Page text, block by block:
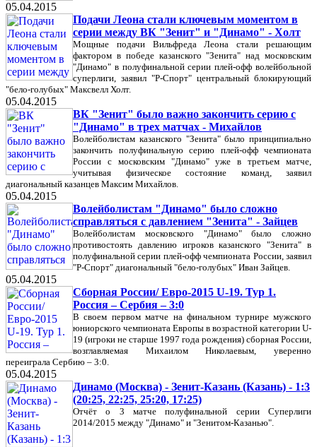
05.04.2015
Подачи Леона стали ключевым моментом в
серии между ВК "Зенит" и "Динамо" - Холт
Мощные подачи Вильфреда Леона стали решающим
фактором в победе казанского "Зенита" над московским
"Динамо" в полуфинальной серии плей-офф волейбольной
суперлиги, заявил "Р-Спорт" центральный блокирующий
"бело-голубых" Максвелл Холт.
05.04.2015
ВК "Зенит" было важно закончить серию с
"Динамо" в трех матчах - Михайлов
Волейболистам казанского "Зенита" было принципиально
закончить полуфинальную серию плей-офф чемпионата
России с московским "Динамо" уже в третьем матче,
учитывая физическое состояние команд, заявил
диагональный казанцев Максим Михайлов.
05.04.2015
Волейболистам "Динамо" было сложно
справляться с давлением "Зенита" - Зайцев
Волейболистам московского "Динамо" было сложно
противостоять давлению игроков казанского "Зенита" в
полуфинальной серии плей-офф чемпионата России, заявил
"Р-Спорт" диагональный "бело-голубых" Иван Зайцев.
05.04.2015
Сборная России/ Евро-2015 U-19. Тур 1.
Россия – Сербия – 3:0
В своем первом матче на финальном турнире мужского
юниорского чемпионата Европы в возрастной категории U-
19 (игроки не старше 1997 года рождения) сборная России,
возглавляемая Михаилом Николаевым, уверенно
переиграла Сербию – 3:0.
05.04.2015
Динамо (Москва) - Зенит-Казань (Казань) - 1:3
(20:25, 22:25, 25:20, 17:25)
Отчёт о 3 матче полуфинальной серии Суперлиги
2014/2015 между "Динамо" и "Зенитом-Казанью".